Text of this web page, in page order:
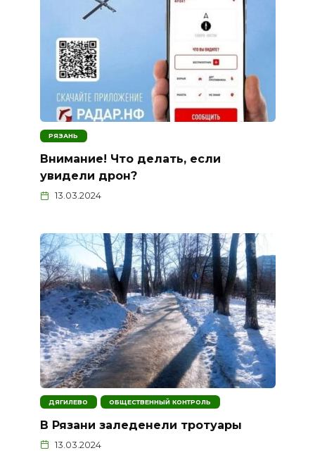
РЯЗАНЬ
Внимание! Что делать, если
увидели дрон?
13.03.2024
ДЯГИЛЕВО ОБЩЕСТВЕННЫЙ КОНТРОЛЬ
В Рязани заледенели тротуары
13.03.2024